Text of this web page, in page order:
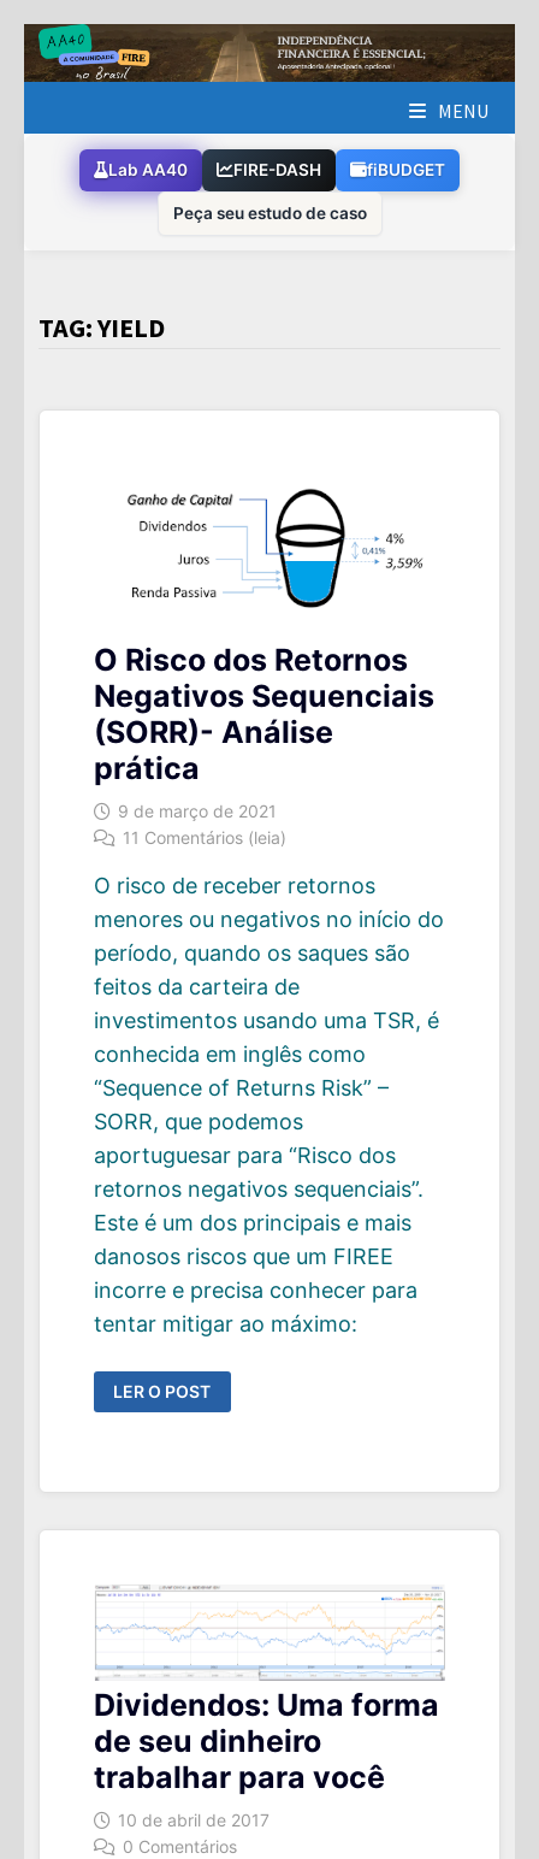
Skip
to
MENU
Lab AA40 FIRE-DASH fiBUDGET
Peça seu estudo de caso
TAG:YIELD
O Risco dos Retornos
Negativos Sequenciais
(SORR)- Análise
prática
9 de março de 2021
11 Comentários (leia)
O risco de receber retornos
menores ou negativos no início do
período, quando os saques são
feitos da carteira de
investimentos usando uma TSR, é
conhecida em inglês como
“Sequence of Returns Risk” –
SORR, que podemos
aportuguesar para “Risco dos
retornos negativos sequenciais”.
Este é um dos principais e mais
danosos riscos que um FIREE
incorre e precisa conhecer para
tentar mitigar ao máximo:
O
RISCO
DOS
ANÁLISE
LER O POST
Dividendos: Uma forma
de seu dinheiro
trabalhar para você
10 de abril de 2017
0 Comentários